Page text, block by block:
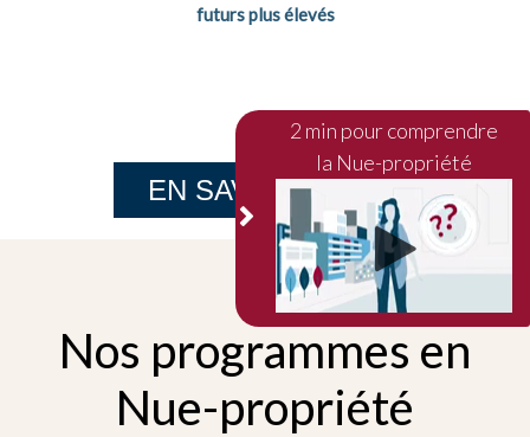
2 min pour comprendre
la Nue-propriété
futurs plus élevés
EN SAVOIR PLUS
Nos programmes en
Nue-propriété